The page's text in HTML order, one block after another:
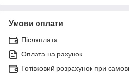
Умови оплати
Післяплата
Оплата на рахунок
Готівковий розрахунок при